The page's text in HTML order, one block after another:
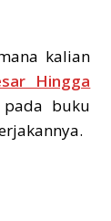
kalian
Hingga
pada buku